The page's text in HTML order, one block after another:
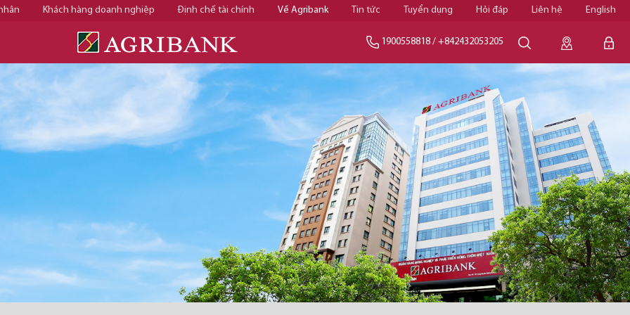
Khách hàng doanh nghiệp Định chế tài chính Về Agribank Tin tức Tuyển dụng Hỏi đáp Liên hệ English
1900558818 / +842432053205